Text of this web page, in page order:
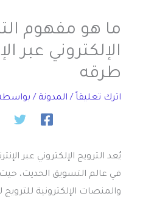
ما هو مفهوم
الإلكتروني عبر
طرقه
اترك تعليقاً / المدونة /
يُعد الترويج الإلكتروني عبر
في عالم التسويق الحديث،
والمنصات الإلكترونية